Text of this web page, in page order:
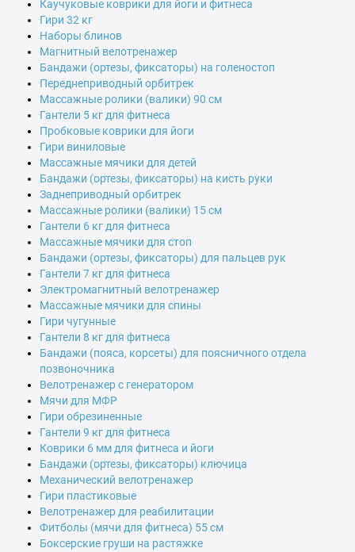
Каучуковые коврики для йоги и фитнеса
Гири 32 кг
Наборы блинов
Магнитный велотренажер
Бандажи (ортезы, фиксаторы) на голеностоп
Переднеприводный орбитрек
Массажные ролики (валики) 90 см
Гантели 5 кг для фитнеса
Пробковые коврики для йоги
Гири виниловые
Массажные мячики для детей
Бандажи (ортезы, фиксаторы) на кисть руки
Заднеприводный орбитрек
Массажные ролики (валики) 15 см
Гантели 6 кг для фитнеса
Массажные мячики для стоп
Бандажи (ортезы, фиксаторы) для пальцев рук
Гантели 7 кг для фитнеса
Электромагнитный велотренажер
Массажные мячики для спины
Гири чугунные
Гантели 8 кг для фитнеса
Бандажи (пояса, корсеты) для поясничного отдела
позвоночника
Велотренажер с генератором
Мячи для МФР
Гири обрезиненные
Гантели 9 кг для фитнеса
Коврики 6 мм для фитнеса и йоги
Бандажи (ортезы, фиксаторы) ключица
Механический велотренажер
Гири пластиковые
Велотренажер для реабилитации
Фитболы (мячи для фитнеса) 55 см
Боксерские груши на растяжке